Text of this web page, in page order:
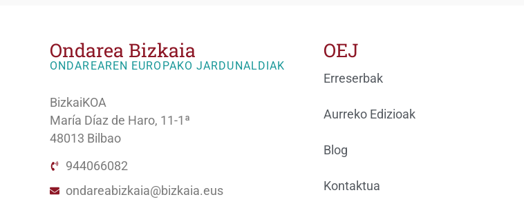
Ondarea Bizkaia
ONDAREAREN EUROPAKO JARDUNALDIAK
BizkaiKOA
María Díaz de Haro, 11-1ª
48013 Bilbao
944066082
ondareabizkaia@bizkaia.eus
OEJ
Erreserbak
Aurreko Edizioak
Blog
Kontaktua